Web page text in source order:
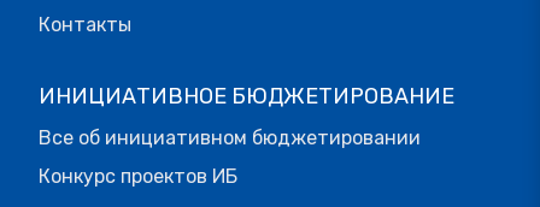
Контакты
ИНИЦИАТИВНОЕ БЮДЖЕТИРОВАНИЕ
Все об инициативном бюджетировании
Конкурс проектов ИБ